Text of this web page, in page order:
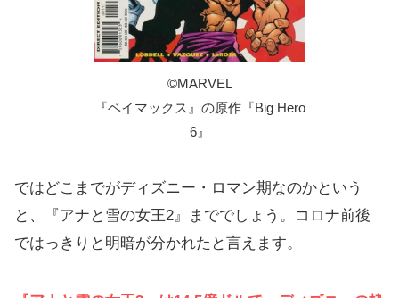
©︎MARVEL
『ベイマックス』の原作『Big Hero
6』
ではどこまでがディズニー・ロマン期なのかという
と、『アナと雪の女王2』まででしょう。コロナ前後
ではっきりと明暗が分かれたと言えます。